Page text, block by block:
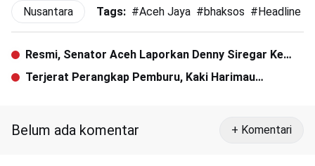
Nusantara Tags: #Aceh Jaya #bhaksos # Headline
Resmi, Senator Aceh Laporkan Denny Siregar Ke
Polisi
Terjerat Perangkap Pemburu, Kaki Harimau
Belum ada komentar + Komentari